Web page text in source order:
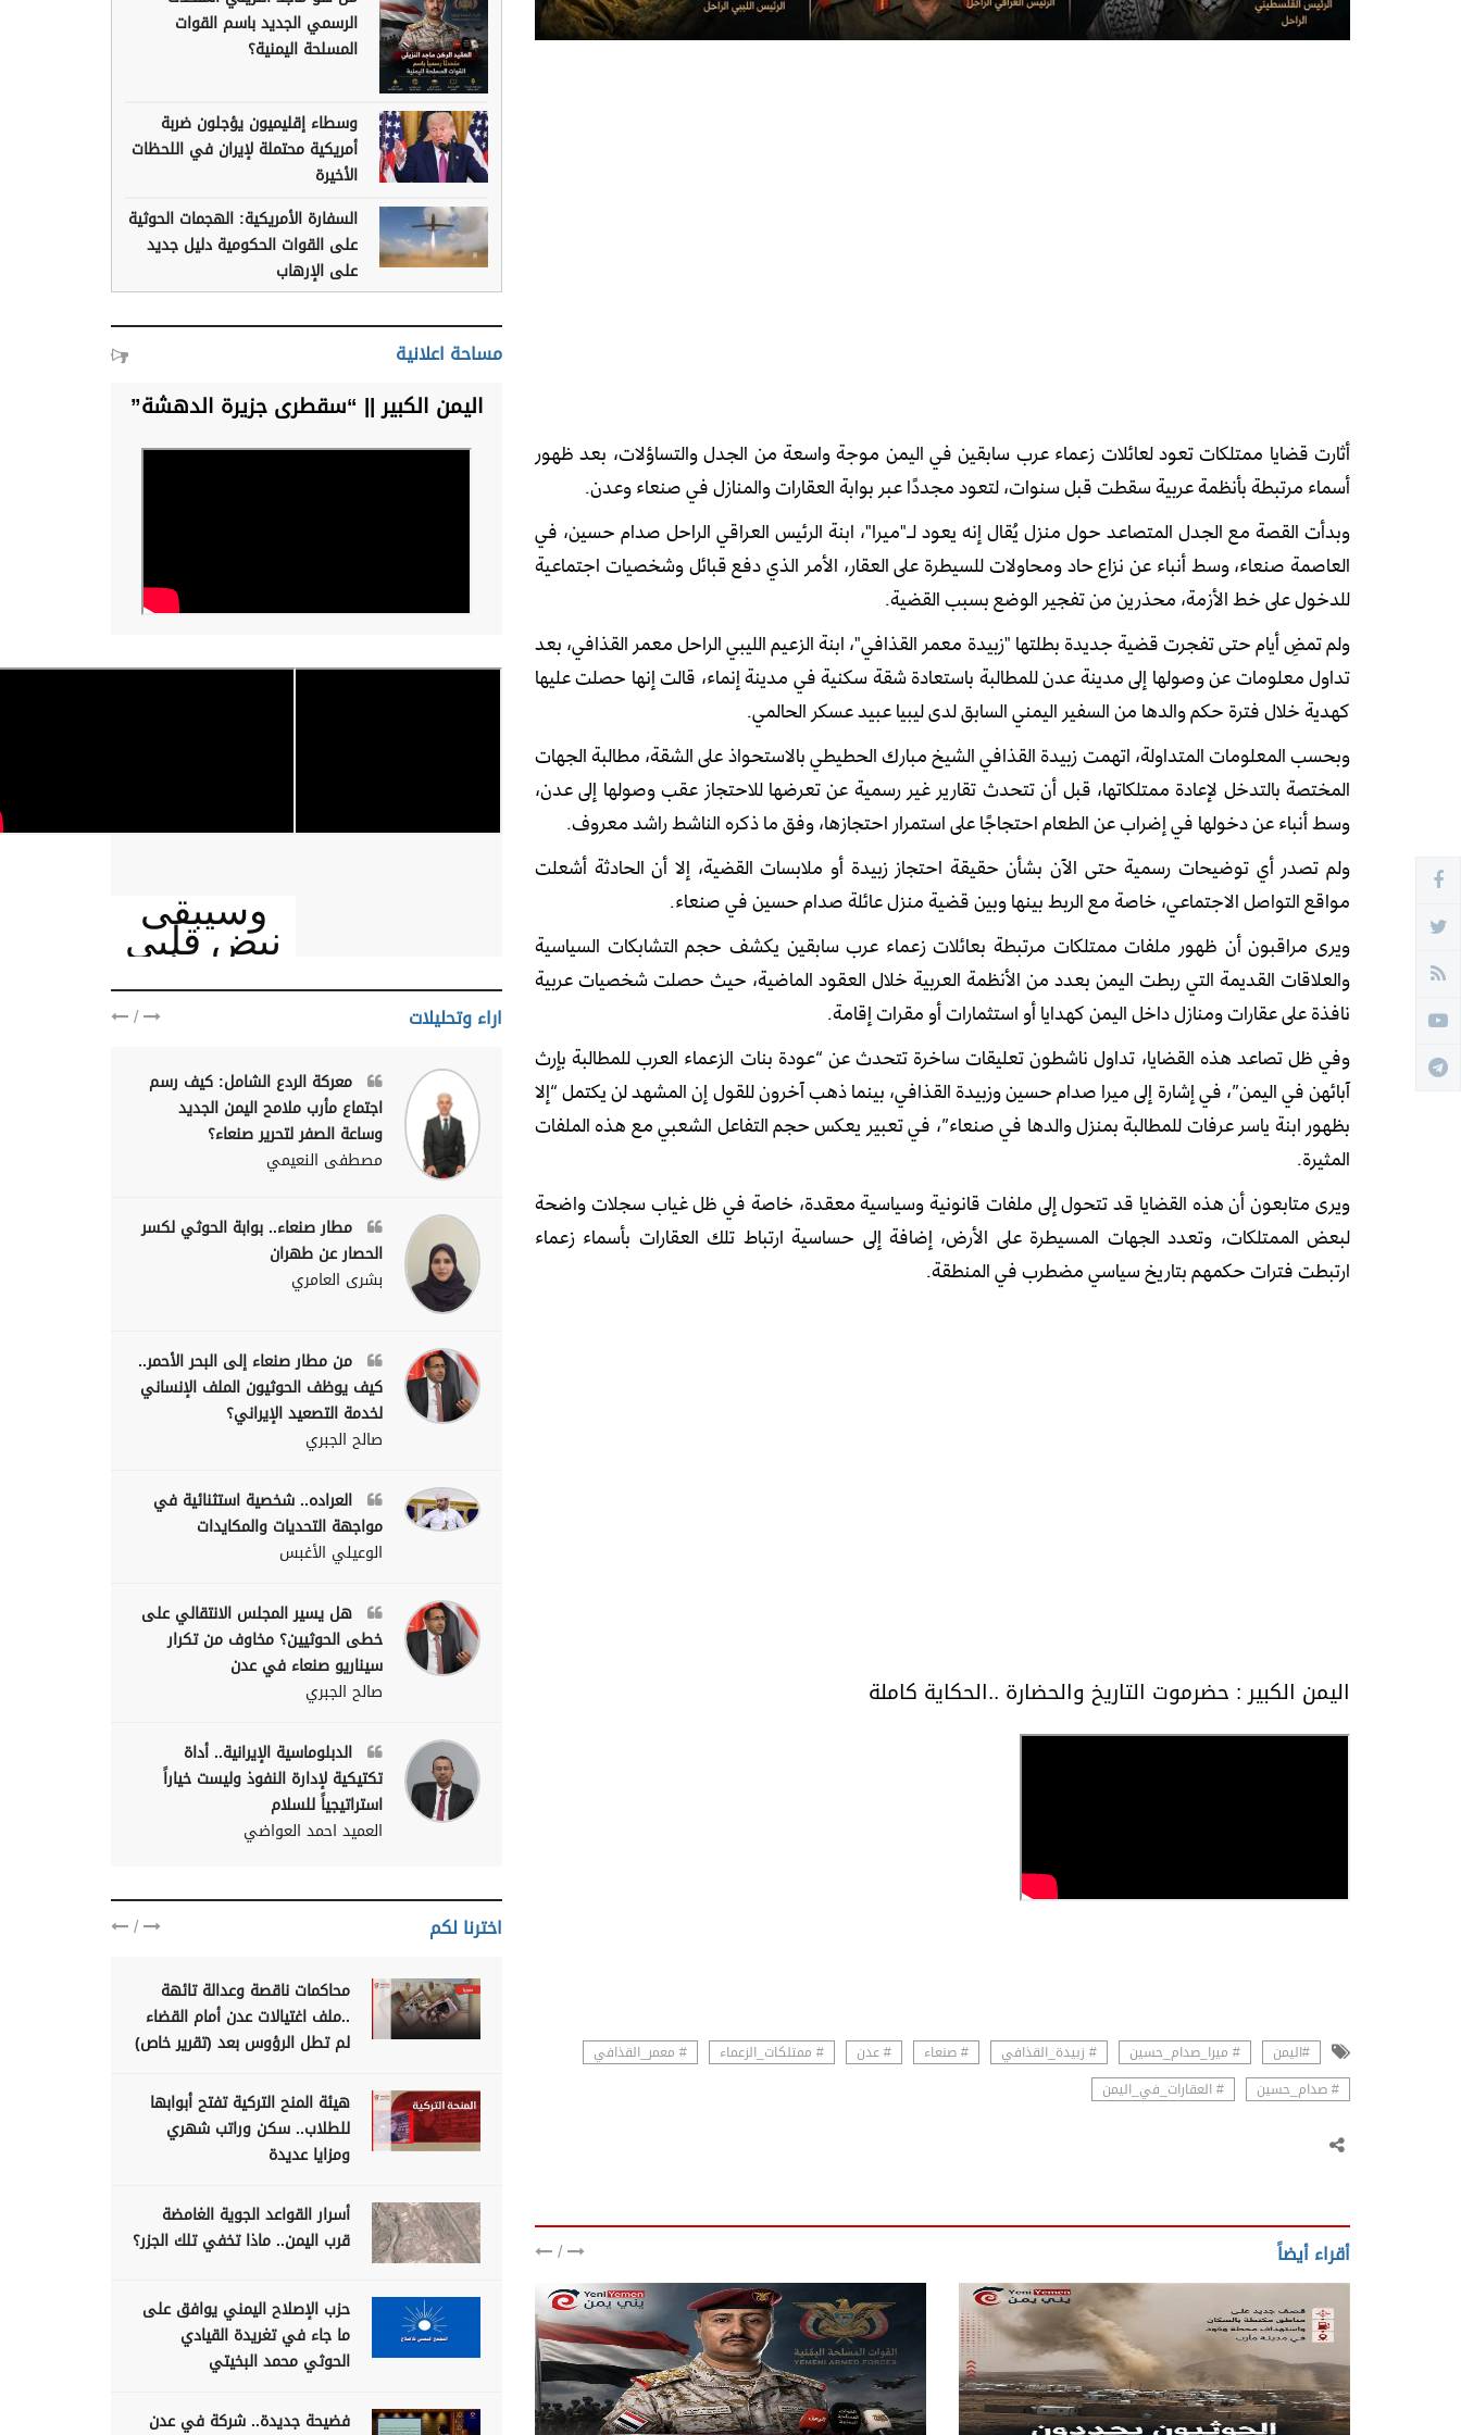
أثارت قضايا ممتلكات تعود لعائلات زعماء عرب سابقين في اليمن موجة واسعة من الجدل والتساؤلات، بعد ظهور
أسماء مرتبطة بأنظمة عربية سقطت قبل سنوات، لتعود مجددًا عبر بوابة العقارات والمنازل في صنعاء وعدن.
وبدأت القصة مع الجدل المتصاعد حول منزل يُقال إنه يعود لـ"ميرا"، ابنة الرئيس العراقي الراحل صدام حسين، في
العاصمة صنعاء، وسط أنباء عن نزاع حاد ومحاولات للسيطرة على العقار، الأمر الذي دفع قبائل وشخصيات اجتماعية
للدخول على خط الأزمة، محذرين من تفجير الوضع بسبب القضية.
ولم تمضِ أيام حتى تفجرت قضية جديدة بطلتها "زبيدة معمر القذافي"، ابنة الزعيم الليبي الراحل معمر القذافي، بعد
تداول معلومات عن وصولها إلى مدينة عدن للمطالبة باستعادة شقة سكنية في مدينة إنماء، قالت إنها حصلت عليها
كهدية خلال فترة حكم والدها من السفير اليمني السابق لدى ليبيا عبيد عسكر الحالمي.
وبحسب المعلومات المتداولة، اتهمت زبيدة القذافي الشيخ مبارك الحطيطي بالاستحواذ على الشقة، مطالبة الجهات
المختصة بالتدخل لإعادة ممتلكاتها، قبل أن تتحدث تقارير غير رسمية عن تعرضها للاحتجاز عقب وصولها إلى عدن،
وسط أنباء عن دخولها في إضراب عن الطعام احتجاجًا على استمرار احتجازها، وفق ما ذكره الناشط راشد معروف.
ولم تصدر أي توضيحات رسمية حتى الآن بشأن حقيقة احتجاز زبيدة أو ملابسات القضية، إلا أن الحادثة أشعلت
مواقع التواصل الاجتماعي، خاصة مع الربط بينها وبين قضية منزل عائلة صدام حسين في صنعاء.
ويرى مراقبون أن ظهور ملفات ممتلكات مرتبطة بعائلات زعماء عرب سابقين يكشف حجم التشابكات السياسية
والعلاقات القديمة التي ربطت اليمن بعدد من الأنظمة العربية خلال العقود الماضية، حيث حصلت شخصيات عربية
نافذة على عقارات ومنازل داخل اليمن كهدايا أو استثمارات أو مقرات إقامة.
وفي ظل تصاعد هذه القضايا، تداول ناشطون تعليقات ساخرة تتحدث عن “عودة بنات الزعماء العرب للمطالبة بإرث
آبائهن في اليمن”، في إشارة إلى ميرا صدام حسين وزبيدة القذافي، بينما ذهب آخرون للقول إن المشهد لن يكتمل “إلا
بظهور ابنة ياسر عرفات للمطالبة بمنزل والدها في صنعاء”، في تعبير يعكس حجم التفاعل الشعبي مع هذه الملفات
المثيرة.
ويرى متابعون أن هذه القضايا قد تتحول إلى ملفات قانونية وسياسية معقدة، خاصة في ظل غياب سجلات واضحة
لبعض الممتلكات، وتعدد الجهات المسيطرة على الأرض، إضافة إلى حساسية ارتباط تلك العقارات بأسماء زعماء
ارتبطت فترات حكمهم بتاريخ سياسي مضطرب في المنطقة.
اليمن الكبير : حضرموت التاريخ والحضارة ..الحكاية كاملة
#اليمن # ميرا_صدام_حسين # زبيدة_القذافي # صنعاء # عدن # ممتلكات_الزعماء
# معمر_القذافي
# صدام_حسين
# العقارات_في_اليمن
أقراء أيضاً /
الرسمي الجديد باسم القوات
المسلحة اليمنية؟
وسطاء إقليميون يؤجلون ضربة
أمريكية محتملة لإيران في اللحظات
الأخيرة
السفارة الأمريكية: الهجمات الحوثية
على القوات الحكومية دليل جديد
على الإرهاب
مساحة اعلانية
اليمن الكبير || “سقطرى جزيرة الدهشة”
وسيبقى
نبض قلبي
يمنيا
اراء وتحليلات /
معركة الردع الشامل: كيف رسم
اجتماع مأرب ملامح اليمن الجديد
وساعة الصفر لتحرير صنعاء؟
مصطفى النعيمي
مطار صنعاء.. بوابة الحوثي لكسر
الحصار عن طهران
بشرى العامري
من مطار صنعاء إلى البحر الأحمر..
كيف يوظف الحوثيون الملف الإنساني
لخدمة التصعيد الإيراني؟
صالح الجبري
العراده.. شخصية استثنائية في
مواجهة التحديات والمكايدات
الوعيلي الأغبس
هل يسير المجلس الانتقالي على
خطى الحوثيين؟ مخاوف من تكرار
سيناريو صنعاء في عدن
صالح الجبري
الدبلوماسية الإيرانية.. أداة
تكتيكية لإدارة النفوذ وليست خياراً
استراتيجياً للسلام
العميد احمد العواضي
اخترنا لكم /
محاكمات ناقصة وعدالة تائهة
..ملف اغتيالات عدن أمام القضاء
لم تطل الرؤوس بعد (تقرير خاص)
هيئة المنح التركية تفتح أبوابها
للطلاب.. سكن وراتب شهري
ومزايا عديدة
أسرار القواعد الجوية الغامضة
قرب اليمن.. ماذا تخفي تلك الجزر؟
حزب الإصلاح اليمني يوافق على
ما جاء في تغريدة القيادي
الحوثي محمد البخيتي
فضيحة جديدة.. شركة في عدن